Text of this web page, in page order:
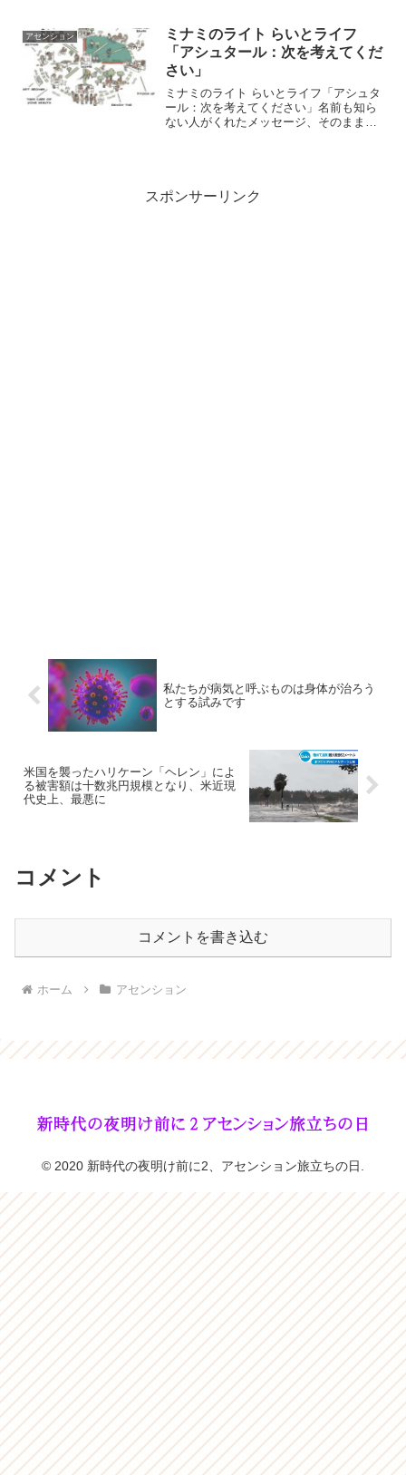
りを知ってください」45歳でリタ...
アセンション
ミナミのライト らいとライフ
「アシュタール：次を考えてくだ
さい」
ミナミのライト らいとライフ「アシュタ
ール：次を考えてください」名前も知ら
ない人がくれたメッセージ、そのままに
スポンサーリンク
私たちが病気と呼ぶものは身体が治ろう
とする試みです
米国を襲ったハリケーン「ヘレン」によ
る被害額は十数兆円規模となり、米近現
代史上、最悪に
コメント
コメントを書き込む
ホーム アセンション
© 2020 新時代の夜明け前に2、アセンション旅立ちの日.